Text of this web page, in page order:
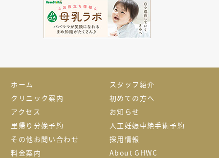
ホーム
スタッフ紹介
クリニック案内
初めての方へ
アクセス
お知らせ
里帰り分娩予約
人工妊娠中絶手術予約
その他お問い合わせ
採用情報
料金案内
About GHWC